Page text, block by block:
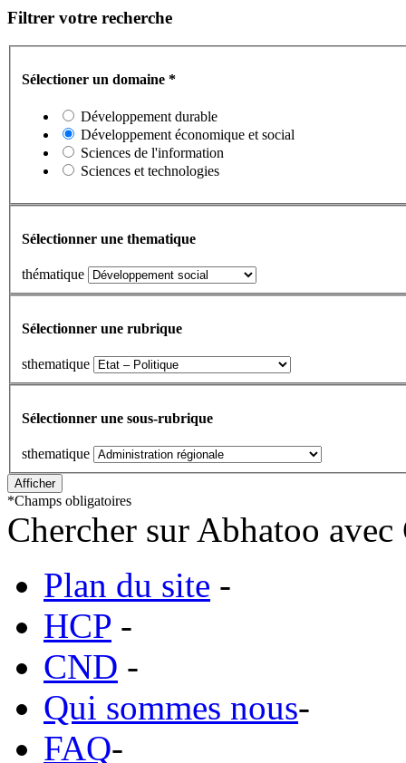
Filtrer votre recherche
Sélectioner un domaine *
Développement durable
Développement économique et social
Sciences de l'information
Sciences et technologies
Sélectionner une thematique
thématique
Sélectionner une rubrique
sthematique
Sélectionner une sous-rubrique
sthematique
*Champs obligatoires
Chercher sur Abhatoo
Plan du site -
HCP -
CND -
Qui sommes nous-
FAQ-